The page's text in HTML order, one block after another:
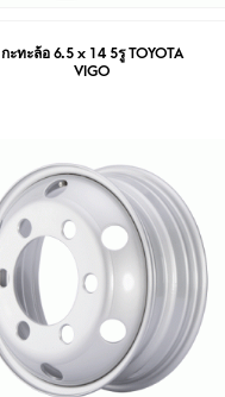
กะทะล้อ 6.5 x 14 5รู TOYOTA
VIGO